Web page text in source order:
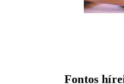
Fontos